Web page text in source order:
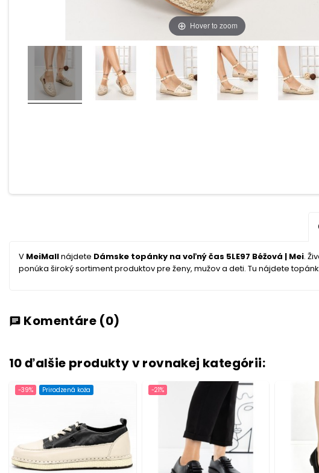
Hover to zoom
V MeiMallnájdete Dámske topánky na voľný čas 5LE97 Béžová | Mei.
ponúka široký sortiment produktov pre ženy, mužov a deti. Tu nájdete
chat Komentáre (0)
10 ďalšie produkty v rovnakej kategórii:
-39% Prirodzená koža -21%